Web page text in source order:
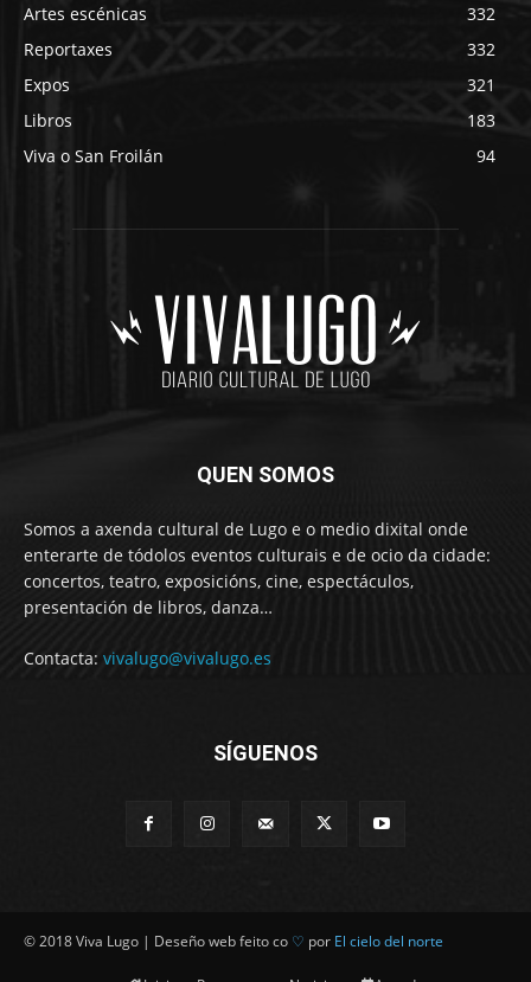
Artes escénicas
332
Reportaxes
332
Expos
321
Libros
183
Viva o San Froilán
94
QUEN SOMOS
Somos a axenda cultural de Lugo e o medio dixital onde
enterarte de tódolos eventos culturais e de ocio da cidade:
concertos, teatro, exposicións, cine, espectáculos,
presentación de libros, danza…
Contacta: vivalugo@vivalugo.es
SÍGUENOS
© 2018 Viva Lugo | Deseño web feito co ♡ por El cielo del norte